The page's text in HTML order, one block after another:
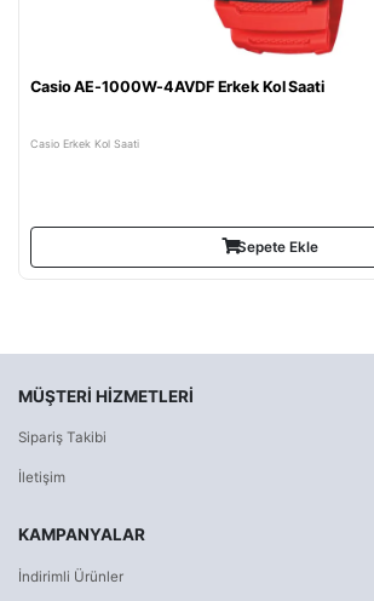
Casio AE-1000W-4AVDF Erkek Kol Saati
Casio Erkek Kol Saati
Sepete Ekle
MÜŞTERI HIZMETLERI
Sipariş Takibi
İletişim
KAMPANYALAR
İndirimli Ürünler